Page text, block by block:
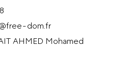
dom.fr
AHMED Mohamed